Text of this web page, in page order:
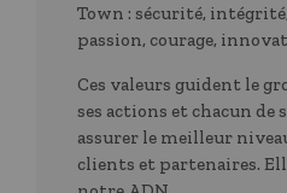
Town : sécurité,
passion, courage,
Ces valeurs guident le
ses actions et chacun de
assurer le meilleur
clients et partenaires.